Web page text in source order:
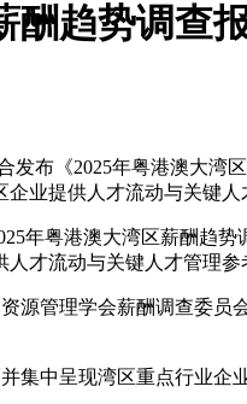
酬趋势调查
布《2025年粤港澳大湾
业提供人才流动与关键人
年粤港澳大湾区薪酬趋
才流动与关键人才管理参
源管理学会薪酬调查委员
集中呈现湾区重点行业